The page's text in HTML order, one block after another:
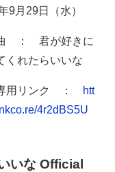
9月29日（水）
： 君が好きに
くれたらいいな
用リンク ：
htt
4r2dBS5U
いな Official